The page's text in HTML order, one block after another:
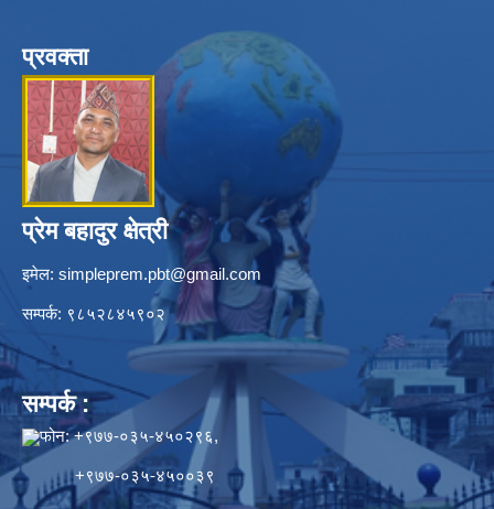
प्रवक्ता
प्रेम बहादुर क्षेत्री
इमेल: simpleprem.pbt@gmail.com
सम्पर्क: ९८५२८४५९०२
सम्पर्क :
फोन: +९७७-०३५-४५०२९६,
+९७७-०३५-४५००३९